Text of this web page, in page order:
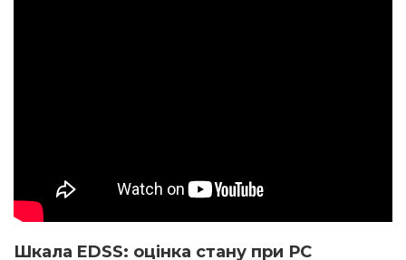
Шкала EDSS: оцінка стану при РС